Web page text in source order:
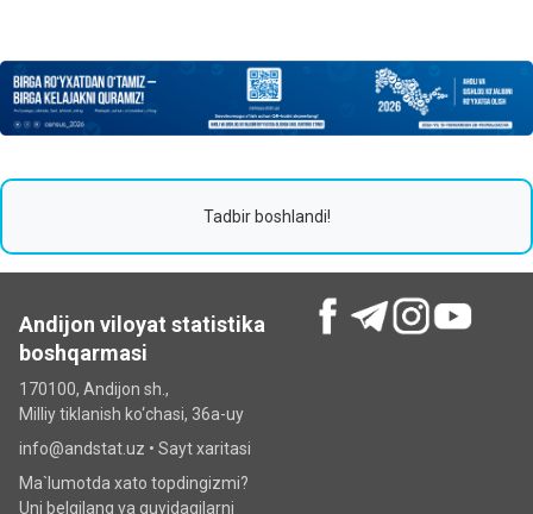
Tadbir boshlandi!
Andijon viloyat statistika
boshqarmasi
170100, Andijon sh.,
Milliy tiklanish ko‘chаsi, 36a-uy
info@andstat.uz • Sayt xaritasi
Ma`lumotda xato topdingizmi?
Uni belgilang va quyidagilarni